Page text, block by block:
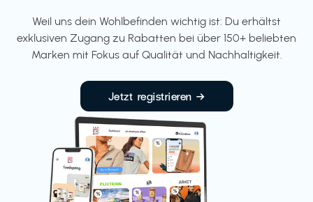
Weil uns dein Wohlbefinden wichtig ist: Du erhältst
exklusiven Zugang zu Rabatten bei über 150+ beliebten
Marken mit Fokus auf Qualität und Nachhaltigkeit.
Jetzt registrieren →